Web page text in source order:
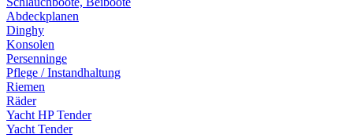
Abdeckplanen
Dinghy
Konsolen
Persenninge
Pflege / Instandhaltung
Riemen
Räder
Yacht HP Tender
Yacht Tender